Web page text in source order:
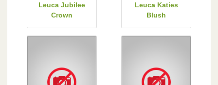
Leuca Jubilee
Crown
Leuca Katies
Blush